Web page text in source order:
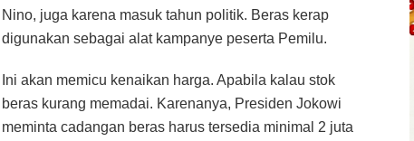
Nino, juga karena masuk tahun politik. Beras kerap
digunakan sebagai alat kampanye peserta Pemilu.
Ini akan memicu kenaikan harga. Apabila kalau stok
beras kurang memadai. Karenanya, Presiden Jokowi
meminta cadangan beras harus tersedia minimal 2 juta